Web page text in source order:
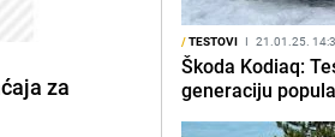
za
/TESTOVI I 21.01.25.
Škoda Kodiaq:
generaciju